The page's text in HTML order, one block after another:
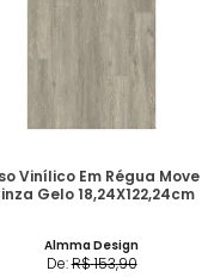
COMPRAR
Vinílico Em Régua Move
Gelo 18,24X122,24cm
Almma Design
De:R$153,90